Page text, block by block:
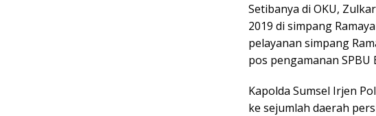
Setibanya di OKU,
2019 di simpang
pelayanan simpang
pos pengamanan
Kapolda Sumsel Irjen
ke sejumlah daerah